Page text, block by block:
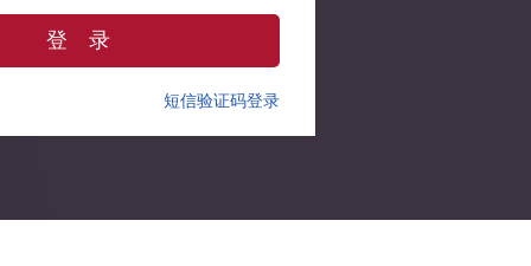
登 录
短信验证码登录